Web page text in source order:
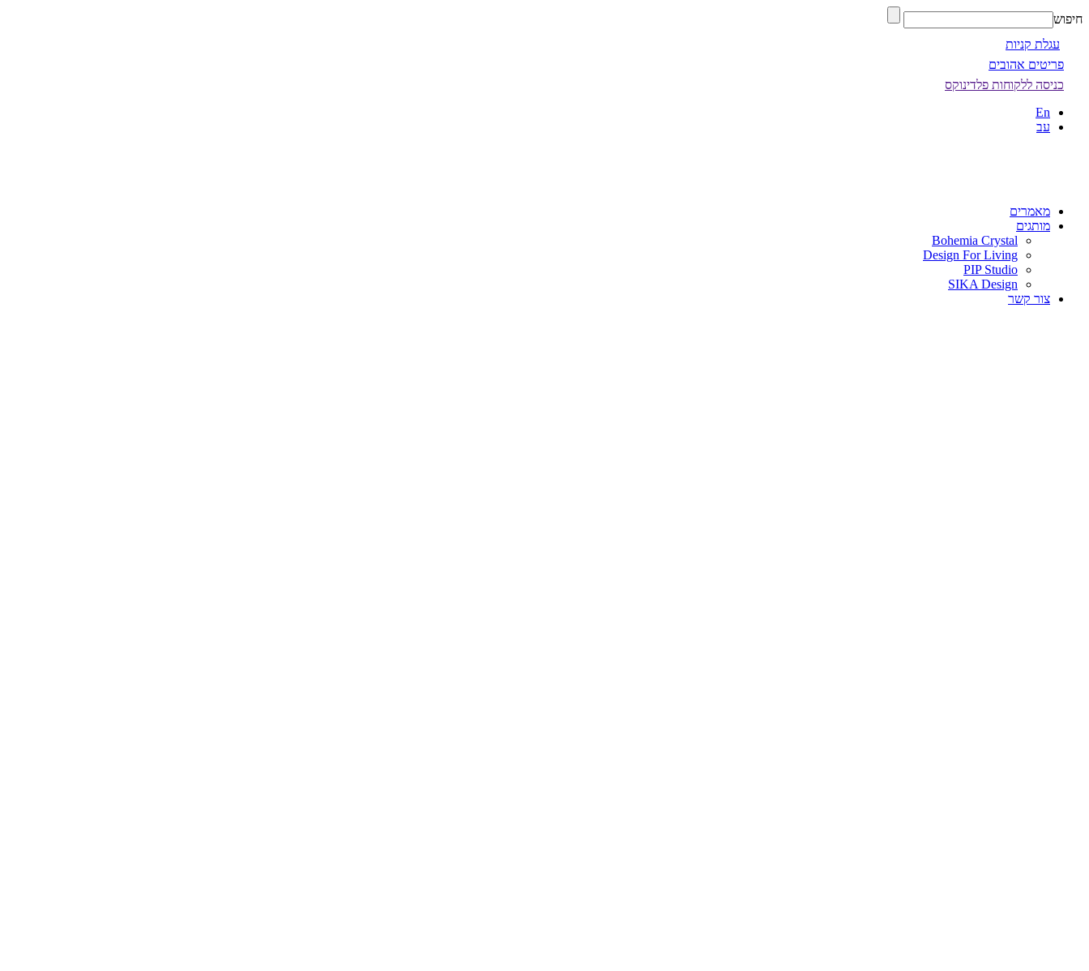
חיפוש
עגלת קניות
פריטים אהובים
כניסה ללקוחות פלדינוקס
En
עב
מאמרים
מותגים
Bohemia Crystal
Design For Living
PIP Studio
SIKA Design
צור קשר